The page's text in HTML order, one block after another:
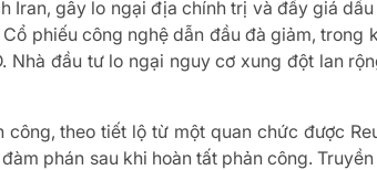
gây lo ngại địa chính trị và đẩy giá
phiếu công nghệ dẫn đầu đà giảm,
Nhà đầu tư lo ngại nguy cơ xung đột lan
theo tiết lộ từ một quan chức được
phán sau khi hoàn tất phản công.